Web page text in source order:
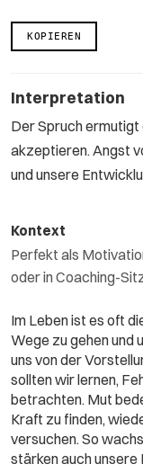
KOPIEREN
Interpretation
Der Spruch ermutigt
akzeptieren. Angst
und unsere
Kontext
Perfekt als
oder in Coaching-
Im Leben ist es oft
Wege zu gehen und
uns von der
sollten wir lernen,
betrachten. Mut
Kraft zu finden,
versuchen. So
stärken auch unsere